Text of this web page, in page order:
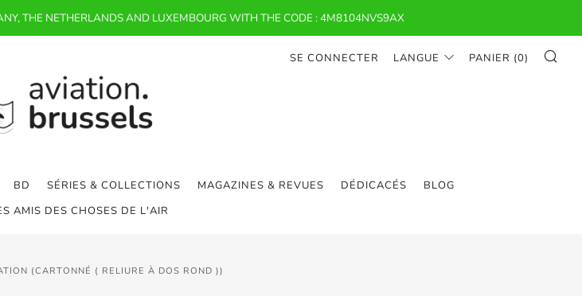
THE NETHERLANDS AND LUXEMBOURG WITH THE CODE : 4M8104NVS9AX
BD SÉRIES & COLLECTIONS MAGAZINES & REVUES DÉDICACÉS
BLOG
AMIS DES CHOSES DE L'AIR
SE CONNECTER LANGUE PANIER (0)
(CARTONNÉ ( RELIURE À DOS ROND ))